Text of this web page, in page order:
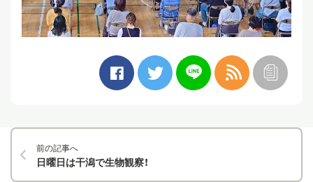
前の記事へ
日曜日は干潟で生物観察！